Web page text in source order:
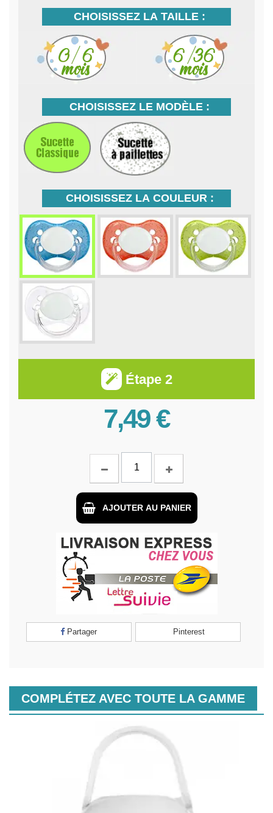
CHOISISSEZ LA TAILLE :
CHOISISSEZ LE MODÈLE :
CHOISISSEZ LA COULEUR :
Étape 2
7,49 €
AJOUTER AU PANIER
Partager Pinterest
COMPLÉTEZ AVEC TOUTE LA GAMME